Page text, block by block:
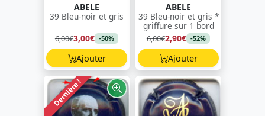
ABELE
39 Bleu-noir et gris
6,00€3,00€ -50%
Ajouter
ABELE
39 Bleu-noir et gris *
griffure sur 1 bord
6,00€2,90€ -52%
Ajouter
Dernière !